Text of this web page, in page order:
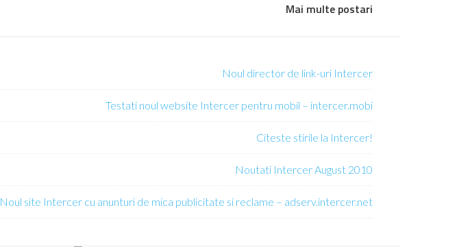
Mai multe postari
Noul director de link-uri Intercer
Testati noul website Intercer pentru mobil – intercer.mobi
Citeste stirile la Intercer!
Noutati Intercer August 2010
Noul site Intercer cu anunturi de mica publicitate si reclame – adserv.intercer.net